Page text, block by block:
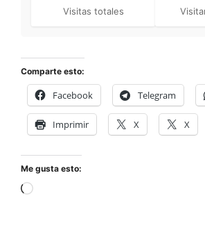
Visitas totales
Comparte esto:
Facebook Telegram
Imprimir X X
Me gusta esto: